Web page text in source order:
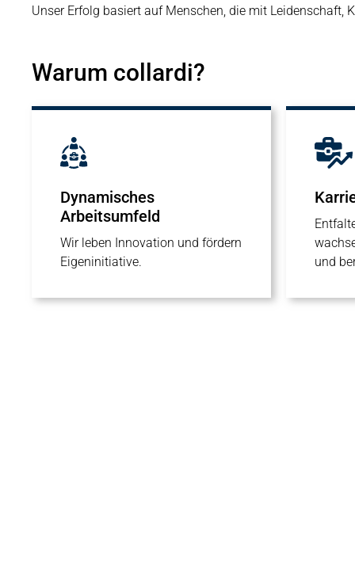
Unser Erfolg basiert auf Menschen, die mit Leidenschaft,
Warum collardi?
Dynamisches
Arbeitsumfeld
Wir leben Innovation und fördern
Eigeninitiative.
und